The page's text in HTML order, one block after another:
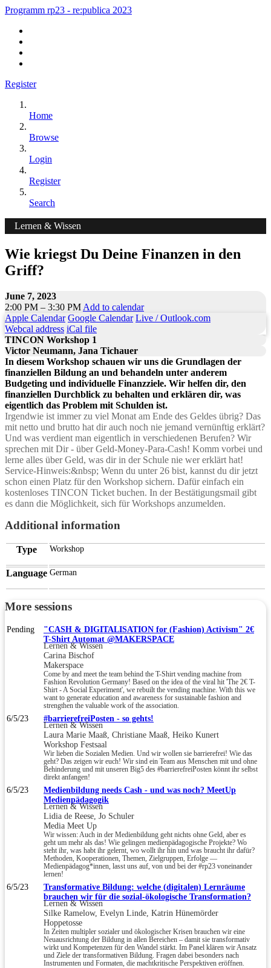
Programm rp23 - re:publica 2023
Register
Home
Browse
Login
Register
Search
Lernen & Wissen
Wie kriegst Du Deine Finanzen in den
Griff?
June 7, 2023
2:00 PM – 3:30 PM Add to calendar
Apple Calendar Google Calendar Live / Outlook.com
Webcal address iCal file
TINCON Workshop 1
Victor Neumann, Jana Tichauer
​​​​​​​In diesem Workshop schauen wir uns die Grundlagen der
finanziellen Bildung an und behandeln unter anderem
Budgeting und individuelle Finanzziele. Wir helfen dir, den
finanziellen Durchblick zu behalten und erklären dir, was
eigentlich das Problem mit Schulden ist.
Irgendwie ist immer zu viel Monat am Ende des Geldes übrig? Das
mit netto und brutto hat dir auch noch nie jemand vernünftig erklärt?
Und was verdient man eigentlich in verschiedenen Berufen? Wir
sprechen mit Dir - über Geld-Money-Para-Cash! Komm vorbei und
lerne alles über Geld, was dir in der Schule nie wer erklärt hat!
Service-Hinweis:&nbsp; Wenn du unter 26 bist, kannst du dir jetzt
schon einen Platz für den Workshop sichern. Dafür einfach ein
kostenloses TINCON Ticket buchen. In der Bestätigungsmail gibt
es dann die Möglichkeit, sich für Workshops anzumelden.
Additional information
Type Workshop
Language German
More sessions
Pending
"CASH & DIGITALISATION for (Fashion) Activism" 2€
T-Shirt Automat @MAKERSPACE
Lernen & Wissen
Carina Bischof
Makerspace
Come by and meet the team behind the T-Shirt vending machine from
Fashion Revolution Germany! Based on the idea of the viral hit 'The 2€ T-
Shirt - A Social Experiment', we rebuilt the vending machine. With this we
want to generate education and awareness for sustainable fashion and
strengthen the valuable work of the association.
6/5/23 #barrierefreiPosten - so gehts!
Lernen & Wissen
Laura Marie Maaß, Christiane Maaß, Heiko Kunert
Workshop Festsaal
Wir lieben die Sozialen Medien. Und wir wollen sie barrierefrei! Wie das
geht? Das zeigen wir euch! Wir sind ein Team aus Menschen mit und ohne
Behinderung und mit unseren Big5 des #barrierefreiPosten könnt ihr selbst
direkt anfangen!
6/5/23
Medienbildung needs Cash - und was noch? MeetUp
Medienpädagogik
Lernen & Wissen
Lidia de Reese, Jo Schuler
Media Meet Up
Wir wissen: Auch in der Medienbildung geht nichts ohne Geld, aber es
geht um mehr als das! Wie gelingen medienpädagogische Projekte? Wo
steht ihr, was habt ihr gelernt, wo wollt ihr hin und was braucht ihr dafür?
Methoden, Kooperationen, Themen, Zielgruppen, Erfolge —
Medienpädagog*innen, lasst uns auf, von und bei der #rp23 voneinander
lernen!
6/5/23
Transformative Bildung: welche (digitalen) Lernräume
brauchen wir für die sozial-ökologische Transformation?
Lernen & Wissen
Silke Ramelow, Evelyn Linde, Katrin Hünemörder
Hoppetosse
In Zeiten multipler sozialer und ökologischer Krisen brauchen wir eine
Neuausrichtung der Bildung in allen Bereichen – damit sie transformativ
wirkt und Kompetenzen für den Wandel stärkt. Im Panel klären wir Ansatz
und Ziele der transformativen Bildung. Fragen dabei besonders nach
Instrumenten und Formaten, die machtkritische Perspektiven eröffnen.